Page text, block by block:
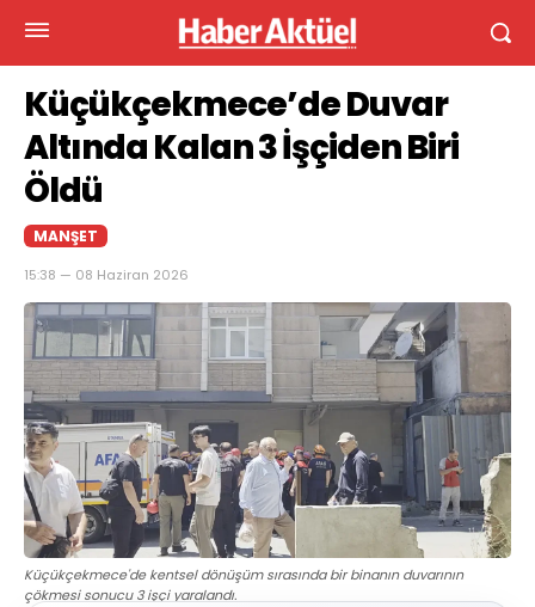
Küçükçekmece’de Duvar
Altında Kalan 3 İşçiden Biri
Öldü
MANŞET
15:38 — 08 Haziran 2026
Küçükçekmece'de kentsel dönüşüm sırasında bir binanın duvarının
çökmesi sonucu 3 işçi yaralandı.